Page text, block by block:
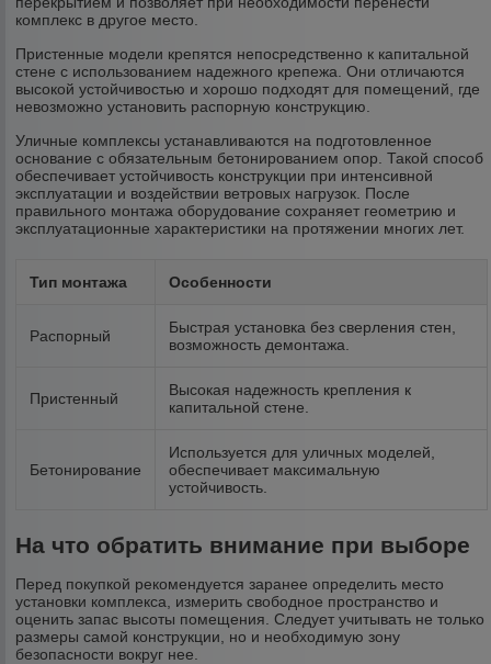
комплекс в другое место.
Пристенные модели крепятся непосредственно к капитальной
стене с использованием надежного крепежа. Они отличаются
высокой устойчивостью и хорошо подходят для помещений, где
невозможно установить распорную конструкцию.
Уличные комплексы устанавливаются на подготовленное
основание с обязательным бетонированием опор. Такой способ
обеспечивает устойчивость конструкции при интенсивной
эксплуатации и воздействии ветровых нагрузок. После
правильного монтажа оборудование сохраняет геометрию и
эксплуатационные характеристики на протяжении многих лет.
Тип монтажа Особенности
Распорный
Быстрая установка без сверления стен,
возможность демонтажа.
Пристенный
Высокая надежность крепления к
капитальной стене.
Бетонирование
Используется для уличных моделей,
обеспечивает максимальную
устойчивость.
На что обратить внимание при выборе
Перед покупкой рекомендуется заранее определить место
установки комплекса, измерить свободное пространство и
оценить запас высоты помещения. Следует учитывать не только
размеры самой конструкции, но и необходимую зону
безопасности вокруг нее.